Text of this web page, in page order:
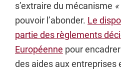
s’extraire du mécanisme
pouvoir l’abonder. Le
partie des règlements
Européenne pour
des aides aux entreprises